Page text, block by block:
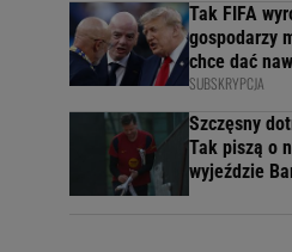
Tak FIFA
gospodarzy
chce dać
SUBSKRYPCJA
Szczęsny
Tak piszą o
wyjeździe